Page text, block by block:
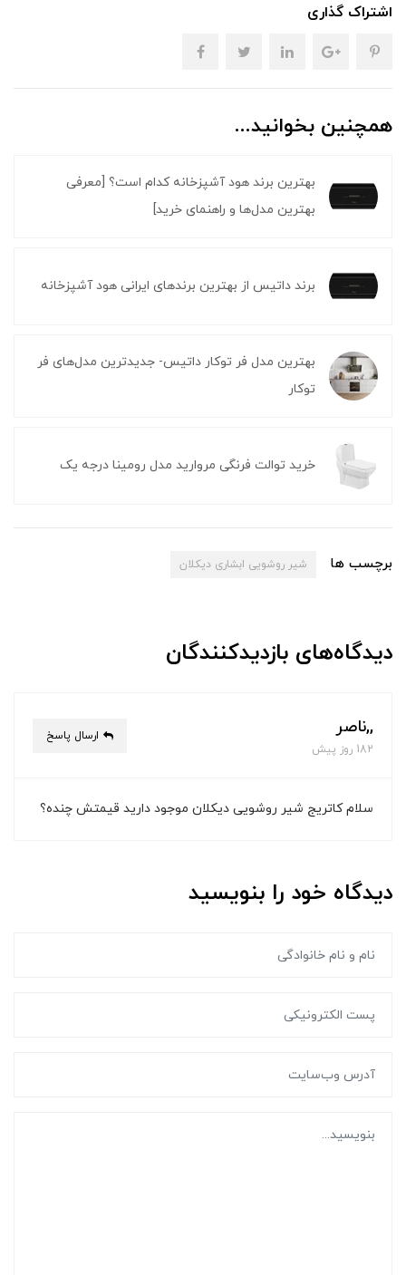
اشتراک گذاری
همچنین بخوانید...
بهترین برند هود آشپزخانه کدام است؟ [معرفی
بهترین مدل‌ها و راهنمای خرید]
برند داتیس از بهترین برندهای ایرانی هود آشپزخانه
بهترین مدل فر توکار داتیس- جدیدترین مدل‌های فر
توکار
خرید توالت فرنگی مروارید مدل رومینا درجه یک
برچسب ها شیر روشویی ابشاری دیکلان
دیدگاه‌های بازدیدکنندگان
,,ناصر
182 روز پیش
ارسال پاسخ
سلام کاتریج شیر روشویی دیکلان موجود دارید قیمتش چنده؟
دیدگاه خود را بنویسید